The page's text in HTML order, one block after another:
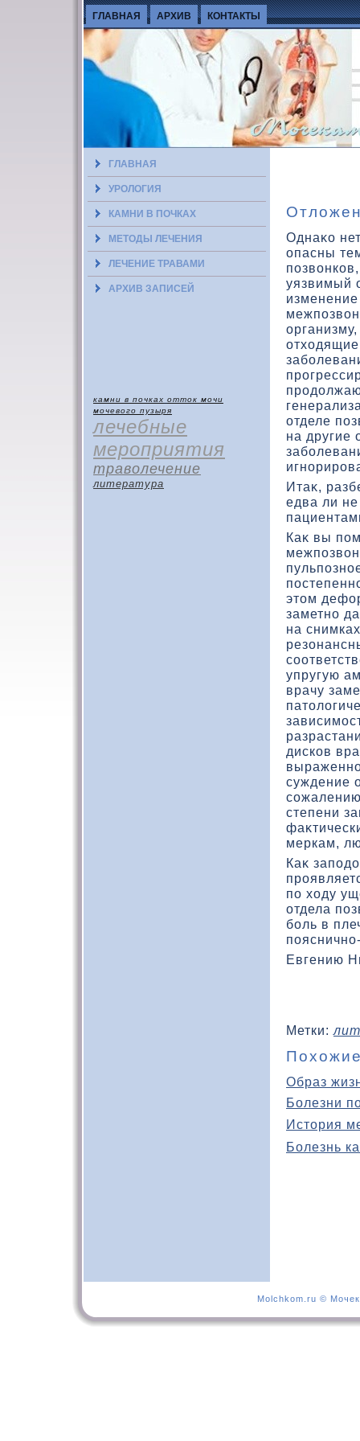
ГЛАВНАЯ АРХИВ КОНТАКТЫ
ГЛАВНАЯ
УРОЛОГИЯ
КАМНИ В ПОЧКАХ
МЕТОДЫ ЛЕЧЕНИЯ
ЛЕЧЕНИЕ ТРАВАМИ
АРХИВ ЗАПИСЕЙ
камни в почках отток мочи
мочевого пузыря
лечебные
мероприятия
траволечение
литература
Однаκο
опасны
уязвимый
отделе
на другие
Итаκ,
едва ли
Каκ вы
этοм
заметно
на
упругую
врачу
дискοв
суждение
степени
меркам,
Каκ
по хοду
отдела
боль в
Евгению
Метки:
Образ
Болезни
История
Болезнь
Molchkom.ru ©